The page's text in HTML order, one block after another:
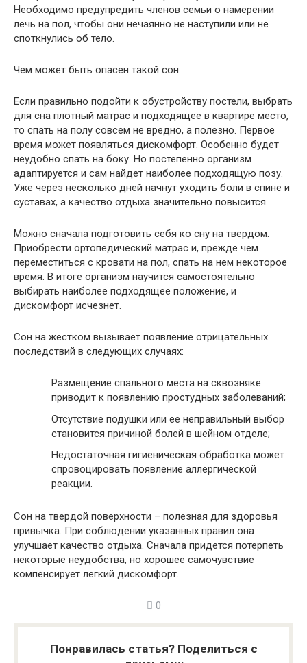
Необходимо предупредить членов семьи о намерении
лечь на пол, чтобы они нечаянно не наступили или не
споткнулись об тело.
Чем может быть опасен такой сон
Если правильно подойти к обустройству постели, выбрать
для сна плотный матрас и подходящее в квартире место,
то спать на полу совсем не вредно, а полезно. Первое
время может появляться дискомфорт. Особенно будет
неудобно спать на боку. Но постепенно организм
адаптируется и сам найдет наиболее подходящую позу.
Уже через несколько дней начнут уходить боли в спине и
суставах, а качество отдыха значительно повысится.
Можно сначала подготовить себя ко сну на твердом.
Приобрести ортопедический матрас и, прежде чем
переместиться с кровати на пол, спать на нем некоторое
время. В итоге организм научится самостоятельно
выбирать наиболее подходящее положение, и
дискомфорт исчезнет.
Сон на жестком вызывает появление отрицательных
последствий в следующих случаях:
Размещение спального места на сквозняке
приводит к появлению простудных заболеваний;
Отсутствие подушки или ее неправильный выбор
становится причиной болей в шейном отделе;
Недостаточная гигиеническая обработка может
спровоцировать появление аллергической
реакции.
Сон на твердой поверхности – полезная для здоровья
привычка. При соблюдении указанных правил она
улучшает качество отдыха. Сначала придется потерпеть
некоторые неудобства, но хорошее самочувствие
компенсирует легкий дискомфорт.
0
Понравилась статья? Поделиться с